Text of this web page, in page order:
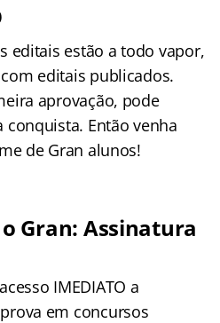
editais estão a todo vapor,
editais publicados.
aprovação, pode
Então venha
de Gran alunos!
Gran: Assinatura
IMEDIATO a
em concursos